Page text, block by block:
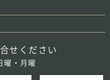
せください
曜・月曜